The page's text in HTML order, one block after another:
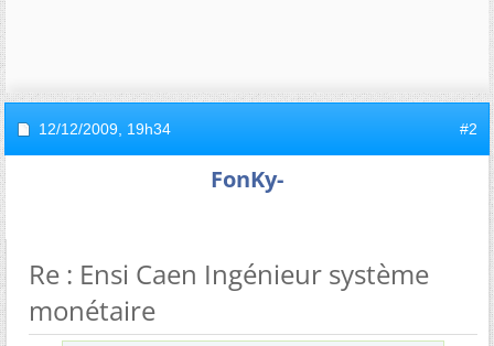
12/12/2009, 19h34 #2
FonKy-
Re : Ensi Caen Ingénieur système
monétaire